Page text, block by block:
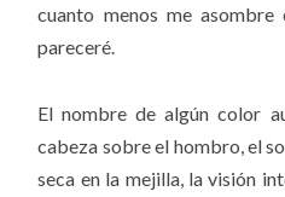
cuanto menos me
pareceré.
El nombre de algún color
cabeza sobre el hombro, el
seca en la mejilla, la visión